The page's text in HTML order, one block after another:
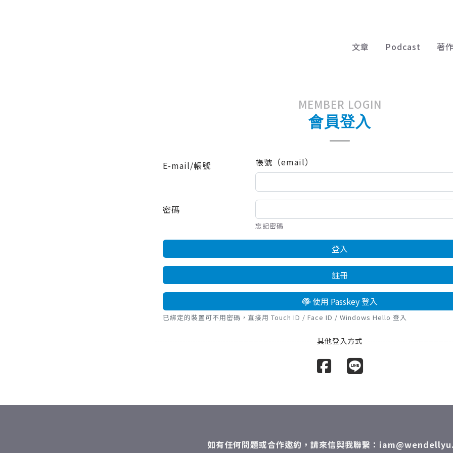
文章 Podcast 著
MEMBER LOGIN
會員登入
E-mail/帳號 帳號（email）
密碼
忘記密碼
登入
註冊
使用 Passkey 登入
已綁定的裝置可不用密碼，直接用 Touch ID / Face ID / Windows Hello 登入
如有任何問題或合作邀約，請來信與我聯繫：